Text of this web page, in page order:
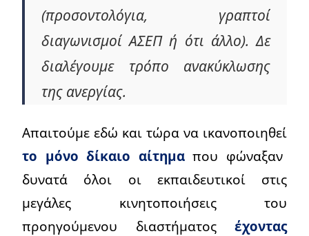
(προσοντολόγια, γραπτοί
διαγωνισμοί ΑΣΕΠ ή ότι άλλο). Δε
διαλέγουμε τρόπο ανακύκλωσης
της ανεργίας.
Απαιτούμε εδώ και τώρα να ικανοποιηθεί
το μόνο δίκαιο αίτημαπου φώναξαν
δυνατά όλοι οι εκπαιδευτικοί στις
μεγάλες κινητοποιήσεις του
προηγούμενου διαστήματος έχοντας